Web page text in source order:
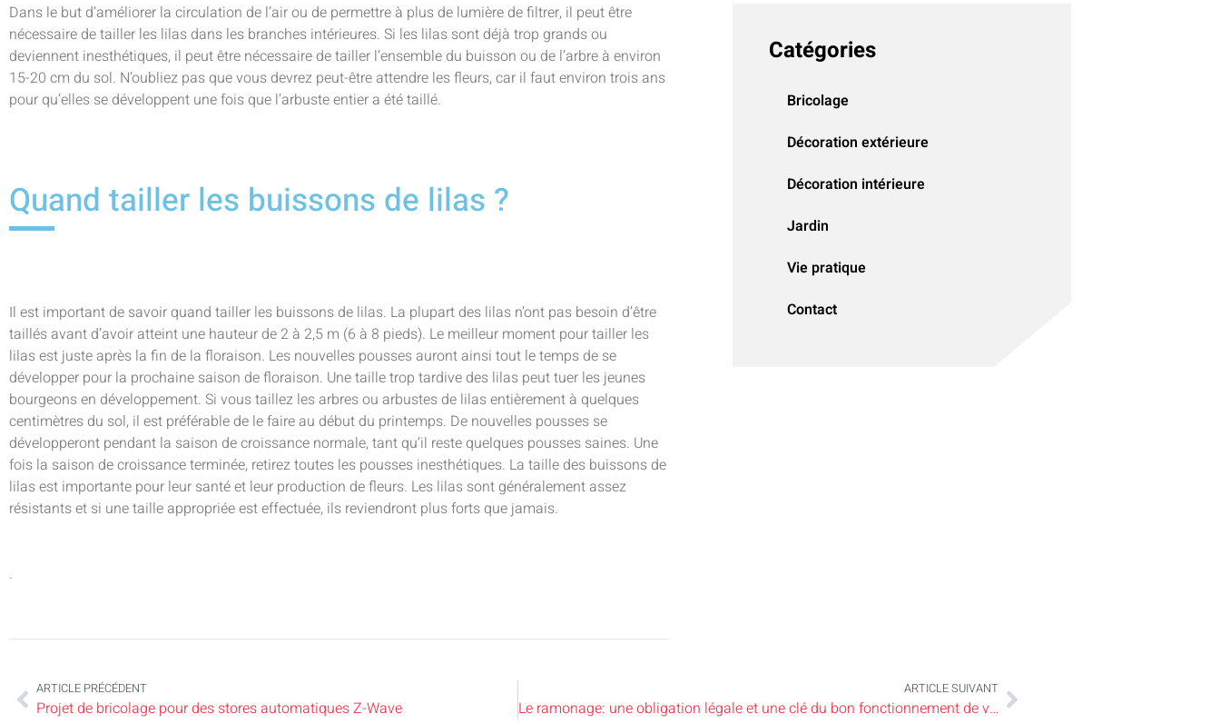
Dans le but d’améliorer la circulation de l’air ou de permettre à plus de lumière de filtrer, il peut être
nécessaire de tailler les lilas dans les branches intérieures. Si les lilas sont déjà trop grands ou
deviennent inesthétiques, il peut être nécessaire de tailler l’ensemble du buisson ou de l’arbre à environ
15-20 cm du sol. N’oubliez pas que vous devrez peut-être attendre les fleurs, car il faut environ trois ans
pour qu’elles se développent une fois que l’arbuste entier a été taillé.
Quand tailler les buissons de lilas ?
Il est important de savoir quand tailler les buissons de lilas. La plupart des lilas n’ont pas besoin d’être
taillés avant d’avoir atteint une hauteur de 2 à 2,5 m (6 à 8 pieds). Le meilleur moment pour tailler les
lilas est juste après la fin de la floraison. Les nouvelles pousses auront ainsi tout le temps de se
développer pour la prochaine saison de floraison. Une taille trop tardive des lilas peut tuer les jeunes
bourgeons en développement. Si vous taillez les arbres ou arbustes de lilas entièrement à quelques
centimètres du sol, il est préférable de le faire au début du printemps. De nouvelles pousses se
développeront pendant la saison de croissance normale, tant qu’il reste quelques pousses saines. Une
fois la saison de croissance terminée, retirez toutes les pousses inesthétiques. La taille des buissons de
lilas est importante pour leur santé et leur production de fleurs. Les lilas sont généralement assez
résistants et si une taille appropriée est effectuée, ils reviendront plus forts que jamais.
.
Catégories
Bricolage
Décoration extérieure
Décoration intérieure
Jardin
Vie pratique
Contact
ARTICLE PRÉCÉDENT
Projet de bricolage pour des stores automatiques Z-Wave
ARTICLE SUIVANT
Le ramonage: une obligation légale et une clé du bon fonctionnement de votre foyer au bois